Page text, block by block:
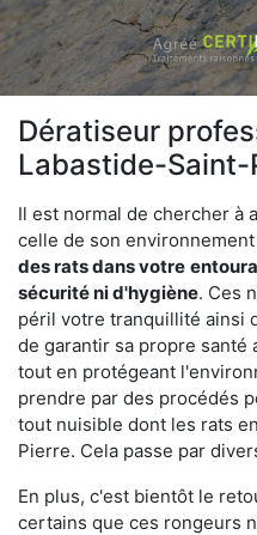
Dératiseur
Labastide-
Il est normal de chercher à
celle de son
des rats dans votre
sécurité ni d'hygiène. Ces
péril votre tranquillité ainsi
de garantir sa propre santé
tout en protégeant
prendre par des procédés
tout nuisible dont les rats
Pierre. Cela passe par
En plus, c'est bientôt le
certains que ces rongeurs